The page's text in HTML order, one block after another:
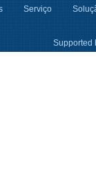
Serviço
Supported